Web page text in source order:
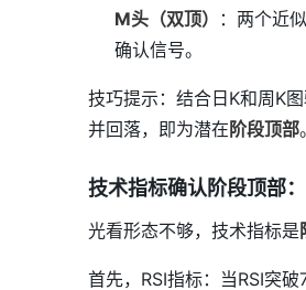
M头（双顶）
：两个近
确认信号。
技巧提示：结合日K和周K
并回落，即为潜在 阶段顶部。
技术指标确认阶段顶部
光看形态不够，技术指标是
首先，RSI指标：当RSI突